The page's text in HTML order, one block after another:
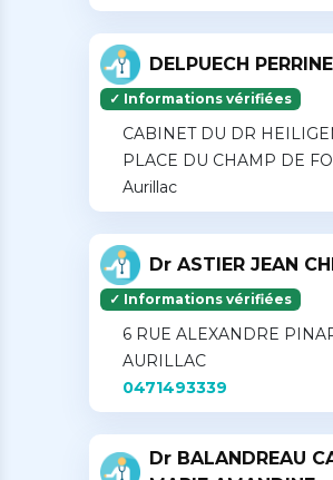
DELPUECH PERRINE
✓ Informations vérifiées
CABINET DU DR
PLACE DU CHAMP DE
Aurillac
Dr ASTIER JEAN
✓ Informations vérifiées
6 RUE ALEXANDRE
AURILLAC
0471493339
Dr BALANDREAU